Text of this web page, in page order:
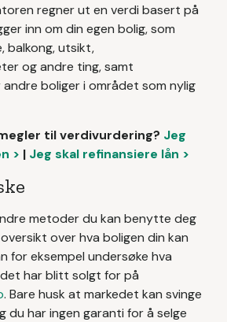
regner ut en verdi basert på
inn om din egen bolig, som
balkong, utsikt,
og andre ting, samt
boliger i området som nylig
til verdivurdering? Jeg
> | Jeg skal refinansiere lån >
metoder du kan benytte deg
over hva boligen din kan
for eksempel undersøke hva
har blitt solgt for på
. Bare husk at markedet kan svinge
du har ingen garanti for å selge